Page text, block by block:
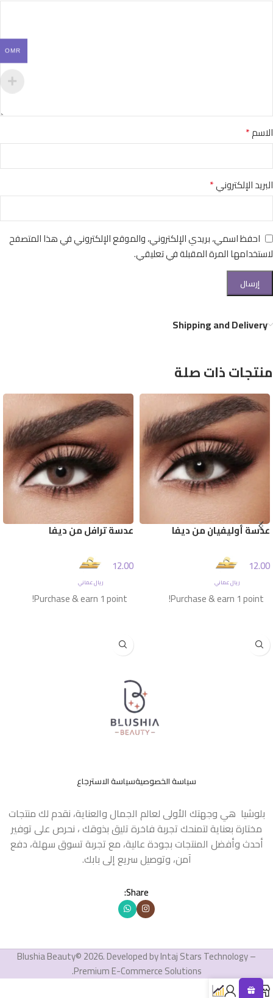
الاسم*
البريد الإلكتروني*
احفظ اسمي، بريدي الإلكتروني، والموقع الإلكتروني في هذا المتصفح
لاستخدامها المرة المقبلة في تعليقي.
Shipping and Delivery
منتجات ذات صلة
عدسة أوليفيان من ديفا
12.00
ريال عماني
Purchase & earn 1 point!
عدسة ترافل من ديفا
12.00
ريال عماني
Purchase & earn 1 point!
سياسة الخصوصيةسياسة الاسترجاع
بلوشيا هي وجهتك الأولى لعالم الجمال والعناية، نقدم لك منتجات
مختارة بعناية لتمنحك تجربة فاخرة تليق بذوقك ، نحرص على توفير
أحدث وأفضل المنتجات بجودة عالية، مع تجربة تسوق سهلة، دفع
آمن، وتوصيل سريع إلى بابك.
Share:
Blushia Beauty© 2026. Developed by Intaj Stars Technology –
Premium E-Commerce Solutions.
OMR